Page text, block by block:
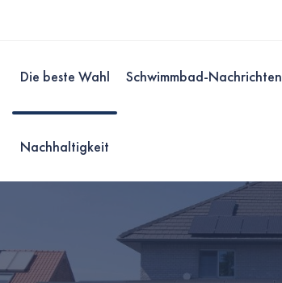
Die beste Wahl Schwimmbad-Nachrichten
Nachhaltigkeit